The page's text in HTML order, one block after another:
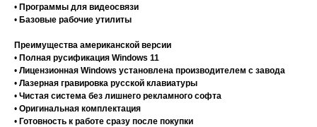
• Программы для видеосвязи
• Базовые рабочие утилиты
Преимущества американской версии
• Полная русификация Windows 11
• Лицензионная Windows установлена производителем с завода
• Лазерная гравировка русской клавиатуры
• Чистая система без лишнего рекламного софта
• Оригинальная комплектация
• Готовность к работе сразу после покупки